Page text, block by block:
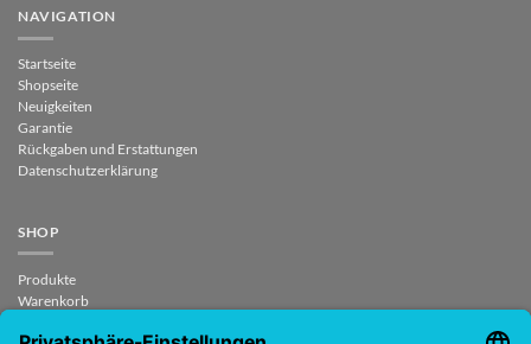
NAVIGATION
Startseite
Shopseite
Neuigkeiten
Garantie
Rückgaben und Erstattungen
Datenschutzerklärung
SHOP
Produkte
Warenkorb